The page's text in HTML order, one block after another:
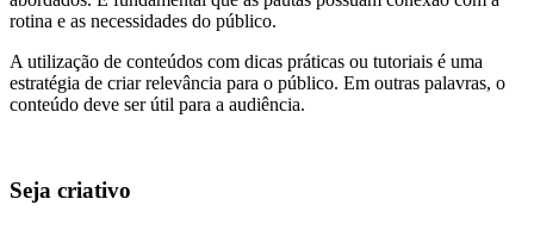
rotina e as necessidades do público.
A utilização de conteúdos com dicas práticas ou tutoriais é uma
estratégia de criar relevância para o público. Em outras palavras, o
conteúdo deve ser útil para a audiência.
Seja criativo